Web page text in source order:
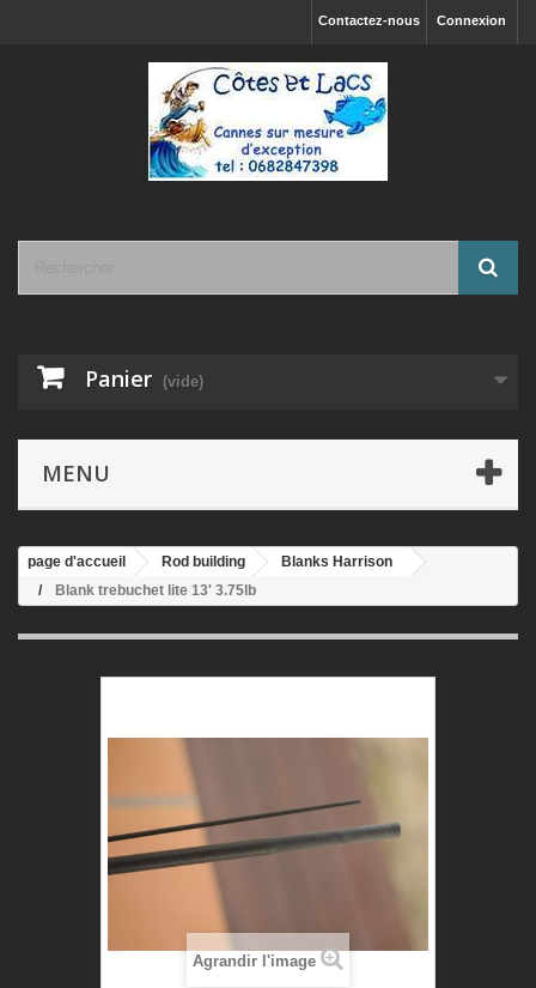
Connexion
Contactez-nous
Panier (vide)
MENU
page d'accueil Rod building
Blanks Harrison
Blank trebuchet lite 13' 3.75lb
Agrandir l'image